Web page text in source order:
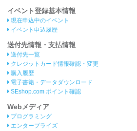
イベント登録基本情報
現在申込中のイベント
イベント申込履歴
送付先情報・支払情報
送付先一覧
クレジットカード情報確認・変更
購入履歴
電子書籍・データダウンロード
SEshop.com ポイント確認
Webメディア
プログラミング
エンタープライズ